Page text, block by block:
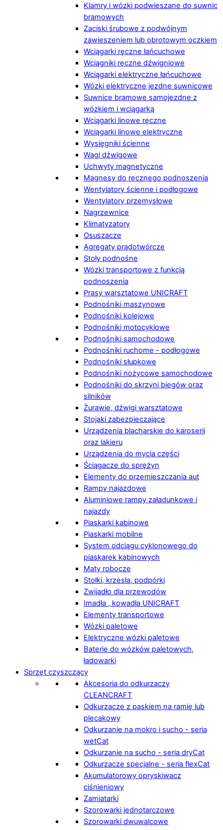
Klamry i wózki podwieszane do suwnic
bramowych
Zaciski śrubowe z podwójnym
zawieszeniem lub obrotowym oczkiem
Wciągarki ręczne łańcuchowe
Wciągniki ręczne dźwigniowe
Wciągarki elektryczne łańcuchowe
Wózki elektryczne jezdne suwnicowe
Suwnice bramowe samojezdne z
wózkiem i wciągarką
Wciągarki linowe ręczne
Wciągarki linowe elektryczne
Wysięgniki ścienne
Wagi dźwigowe
Uchwyty magnetyczne
Magnesy do ręcznego podnoszenia
Wentylatory ścienne i podłogowe
Wentylatory przemysłowe
Nagrzewnice
Klimatyzatory
Osuszacze
Agregaty prądotwórcze
Stoły podnośne
Wózki transportowe z funkcją
podnoszenia
Prasy warsztatowe UNICRAFT
Podnośniki maszynowe
Podnośniki kolejowe
Podnośniki motocyklowe
Podnośniki samochodowe
Podnośniki ruchome - podłogowe
Podnośniki słupkowe
Podnośniki nożycowe samochodowe
Podnośniki do skrzyni biegów oraz
silników
Żurawie, dźwigi warsztatowe
Stojaki zabezpieczające
Urządzenia blacharskie do karoserii
oraz lakieru
Urządzenia do mycia części
Ściągacze do sprężyn
Elementy do przemieszczania aut
Rampy najazdowe
Aluminiowe rampy załadunkowe i
najazdy
Piaskarki kabinowe
Piaskarki mobilne
System odciągu cyklonowego do
piaskarek kabinowych
Maty robocze
Stołki, krzesła, podpórki
Zwijadło dla przewodów
Imadła , kowadła UNICRAFT
Elementy transportowe
Wózki paletowe
Elektryczne wózki paletowe
Baterie do wózków paletowych,
ładowarki
Sprzęt czyszczący
Akcesoria do odkurzaczy
CLEANCRAFT
Odkurzacze z paskiem na ramię lub
plecakowy
Odkurzanie na mokro i sucho - seria
wetCat
Odkurzanie na sucho - seria dryCat
Odkurzacze specjalne - seria flexCat
Akumulatorowy opryskiwacz
ciśnieniowy
Zamiatarki
Szorowarki jednotarczowe
Szorowarki dwuwalcowe